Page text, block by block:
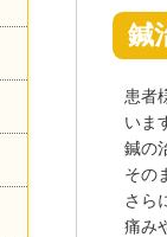
鍼
患者
いま
鍼の
その
さら
痛み